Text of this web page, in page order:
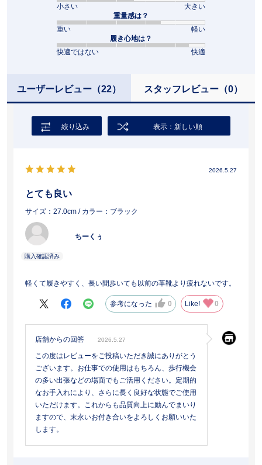
小さい
大きい
重量感は？
重い
軽い
履き心地は？
快適ではない
快適
ユーザーレビュー（22） スタッフレビュー（0）
絞り込み 表示：新しい順
2026.5.27
とても良い
サイズ：27.0cm / カラー：ブラック
ちーくぅ
軽くて履きやすく、長い間歩いても以前の革靴より疲れないです。
参考になった 0 Like! 0
店舗からの回答 2026.5.27
この度はレビューをご投稿いただき誠にありがとう
ございます。お仕事での使用はもちろん、歩行機会
の多い出張などの場面でもご活用ください。定期的
なお手入れにより、さらに長く良好な状態でご使用
いただけます。これからも品質向上に励んでまいり
ますので、末永いお付き合いをよろしくお願いいた
します。